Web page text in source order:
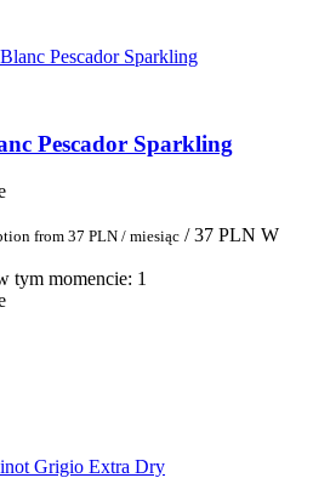
Pescador Sparkling
from 37 PLN / miesiąc / 37 PLN W
tym momencie: 1